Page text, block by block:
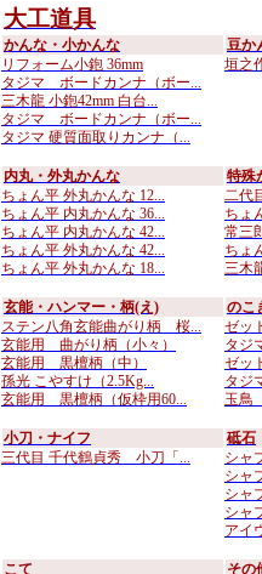
大工道具
かんな・小かんな
リフォーム小鉋 36mm
タジマ ボードカンナ（ボー...
三木龍 小鉋42mm 白台...
タジマ ボードカンナ（ボー...
タジマ 硬質面取りカンナ（...
豆か
垣之
内丸・外丸かんな
ちょん平 外丸かんな 12...
ちょん平 内丸かんな 36...
ちょん平 内丸かんな 42...
ちょん平 外丸かんな 42...
ちょん平 外丸かんな 18...
特殊
二代
ちょ
常三
ちょ
三木
玄能・ハンマー・柄(え)
ステン八角玄能曲がり柄 桜...
玄能用 曲がり柄（小々）
玄能用 黒檀柄（中）
孫光 こやすけ（2.5Kg...
玄能用 黒檀柄（仮枠用60...
のこ
ゼッ
タジ
ゼッ
タジ
玉鳥
小刀・ナイフ
三代目 千代鶴貞秀 小刀「...
砥石
シャ
シャ
シャ
シャ
アイ
こて
その